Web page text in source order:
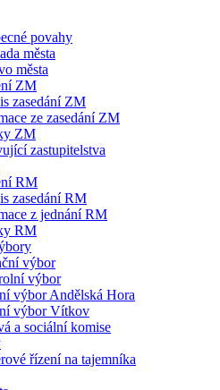
povahy
města
města
ZM
zasedání ZM
ze zasedání ZM
ZM
zastupitelstva
RM
zasedání RM
z jednání RM
RM
výbor
výbor
výbor Andělská Hora
výbor Vítkov
a sociální komise
řízení na tajemníka